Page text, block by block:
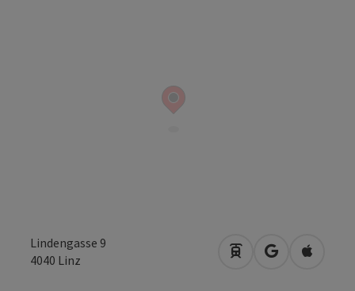
Lindengasse 9
4040 Linz Anreise mit
in Google
in